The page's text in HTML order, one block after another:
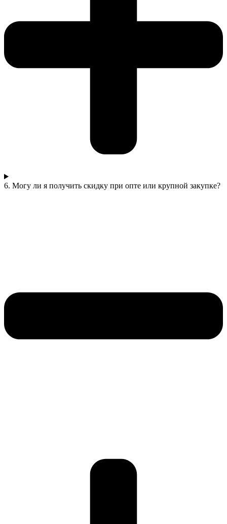
6. Могу ли я получить скидку при опте или крупной закупке?